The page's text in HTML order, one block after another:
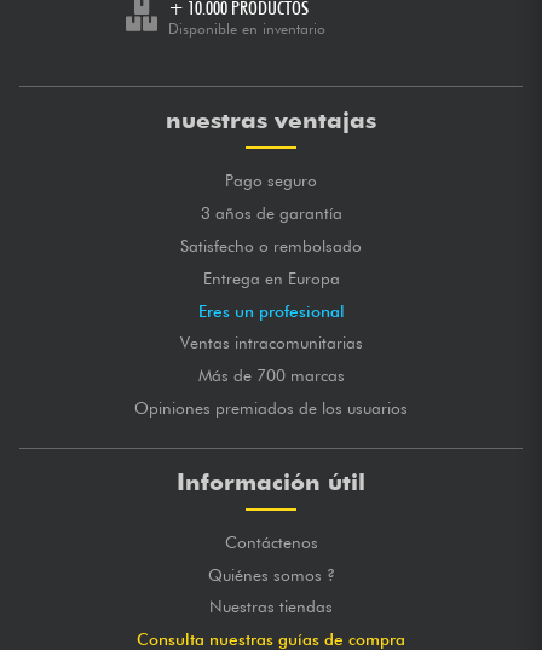
+ 10.000 PRODUCTOS
Disponible en inventario
nuestras ventajas
Pago seguro
3 años de garantía
Satisfecho o rembolsado
Entrega en Europa
Eres un profesional
Ventas intracomunitarias
Más de 700 marcas
Opiniones premiados de los usuarios
Información útil
Contáctenos
Quiénes somos ?
Nuestras tiendas
Consulta nuestras guías de compra